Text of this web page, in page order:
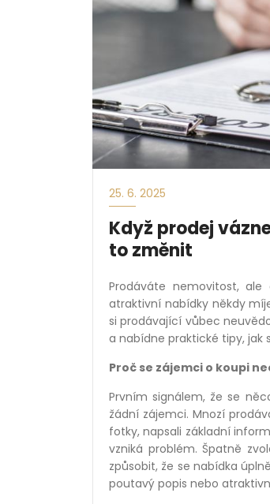
25. 6. 2025
Když prodej
to změnit
Prodáváte nemovitost,
atraktivní nabídky někdy
si prodávající vůbec
a nabídne praktické tipy, jak
Proč se zájemci o koupi
Prvním signálem, že se
žádní zájemci. Mnozí
fotky, napsali základní
vzniká problém. Špatně
způsobit, že se nabídka
poutavý popis nebo